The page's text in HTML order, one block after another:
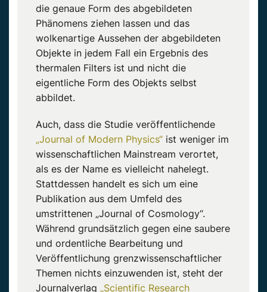
die genaue Form des abgebildeten
Phänomens ziehen lassen und das
wolkenartige Aussehen der abgebildeten
Objekte in jedem Fall ein Ergebnis des
thermalen Filters ist und nicht die
eigentliche Form des Objekts selbst
abbildet.
Auch, dass die Studie veröffentlichende
„Journal of Modern Physics“ ist weniger im
wissenschaftlichen Mainstream verortet,
als es der Name es vielleicht nahelegt.
Stattdessen handelt es sich um eine
Publikation aus dem Umfeld des
umstrittenen „Journal of Cosmology“.
Während grundsätzlich gegen eine saubere
und ordentliche Bearbeitung und
Veröffentlichung grenzwissenschaftlicher
Themen nichts einzuwenden ist, steht der
Journalverlag „Scientific Research